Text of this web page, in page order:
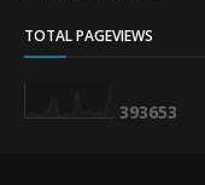
TOTAL PAGEVIEWS
393653